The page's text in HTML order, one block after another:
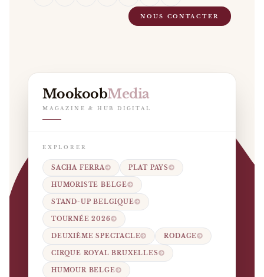
NOUS CONTACTER
MookoobMedia
MAGAZINE & HUB DIGITAL
EXPLORER
SACHA FERRA PLAT PAYS
HUMORISTE BELGE
STAND-UP BELGIQUE
TOURNÉE 2026
DEUXIÈME SPECTACLE RODAGE
CIRQUE ROYAL BRUXELLES
HUMOUR BELGE